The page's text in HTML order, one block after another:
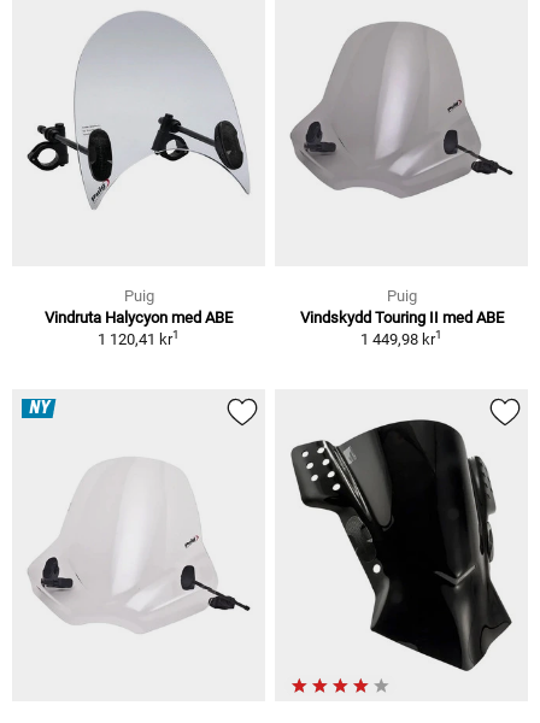
Puig
Vindruta Halycyon med ABE
1 120,41 kr1
Puig
Vindskydd Touring II med ABE
1 449,98 kr1
NY